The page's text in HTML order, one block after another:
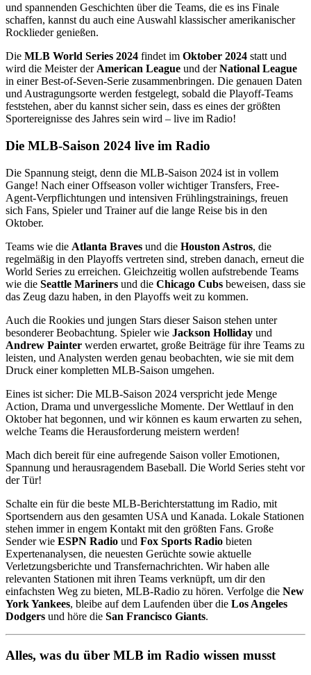
und spannenden Geschichten über die Teams, die es ins Finale
schaffen, kannst du auch eine Auswahl klassischer amerikanischer
Rocklieder genießen.
Die MLB World Series 2024 findet im Oktober 2024 statt und
wird die Meister der American League und derNational League
in einer Best-of-Seven-Serie zusammenbringen. Die genauen Daten
und Austragungsorte werden festgelegt, sobald die Playoff-Teams
feststehen, aber du kannst sicher sein, dass es eines der größten
Sportereignisse des Jahres sein wird – live im Radio!
Die MLB-Saison 2024 live im Radio
Die Spannung steigt, denn die MLB-Saison 2024 ist in vollem
Gange! Nach einer Offseason voller wichtiger Transfers, Free-
Agent-Verpflichtungen und intensiven Frühlingstrainings, freuen
sich Fans, Spieler und Trainer auf die lange Reise bis in den
Oktober.
Teams wie die Atlanta Braves und die Houston Astros, die
regelmäßig in den Playoffs vertreten sind, streben danach, erneut die
World Series zu erreichen. Gleichzeitig wollen aufstrebende Teams
wie die Seattle Mariners und die Chicago Cubs beweisen, dass sie
das Zeug dazu haben, in den Playoffs weit zu kommen.
Auch die Rookies und jungen Stars dieser Saison stehen unter
besonderer Beobachtung. Spieler wie Jackson Holliday und
Andrew Painter werden erwartet, große Beiträge für ihre Teams zu
leisten, und Analysten werden genau beobachten, wie sie mit dem
Druck einer kompletten MLB-Saison umgehen.
Eines ist sicher: Die MLB-Saison 2024 verspricht jede Menge
Action, Drama und unvergessliche Momente. Der Wettlauf in den
Oktober hat begonnen, und wir können es kaum erwarten zu sehen,
welche Teams die Herausforderung meistern werden!
Mach dich bereit für eine aufregende Saison voller Emotionen,
Spannung und herausragendem Baseball. Die World Series steht vor
der Tür!
Schalte ein für die beste MLB-Berichterstattung im Radio, mit
Sportsendern aus den gesamten USA und Kanada. Lokale Stationen
stehen immer in engem Kontakt mit den größten Fans. Große
Sender wie ESPN Radio und Fox Sports Radio bieten
Expertenanalysen, die neuesten Gerüchte sowie aktuelle
Verletzungsberichte und Transfernachrichten. Wir haben alle
relevanten Stationen mit ihren Teams verknüpft, um dir den
einfachsten Weg zu bieten, MLB-Radio zu hören. Verfolge die New
York Yankees, bleibe auf dem Laufenden über die Los Angeles
Dodgers und höre die San Francisco Giants.
Alles, was du über MLB im Radio wissen musst